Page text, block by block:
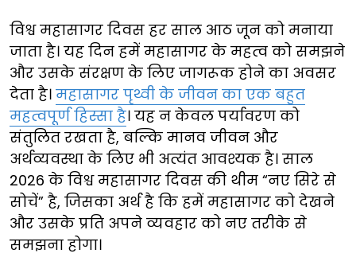
विश्व महासागर दिवस हर साल आठ जून को मनाया
जाता है। यह दिन हमें महासागर के महत्व को समझने
और उसके संरक्षण के लिए जागरूक होने का अवसर
देता है। महासागर पृथ्वी के जीवन का एक बहुत
महत्वपूर्ण हिस्सा है। यह न केवल पर्यावरण को
संतुलित रखता है, बल्कि मानव जीवन और
अर्थव्यवस्था के लिए भी अत्यंत आवश्यक है। साल
2026 के विश्व महासागर दिवस की थीम “नए सिरे से
सोचें” है, जिसका अर्थ है कि हमें महासागर को देखने
और उसके प्रति अपने व्यवहार को नए तरीके से
समझना होगा।